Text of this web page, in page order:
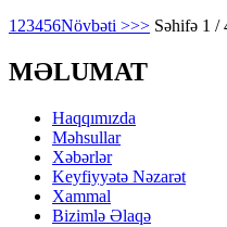
123456Növbəti >>> Səhifə 1 /
MƏLUMAT
Haqqımızda
Məhsullar
Xəbərlər
Keyfiyyətə Nəzarət
Xammal
Bizimlə Əlaqə